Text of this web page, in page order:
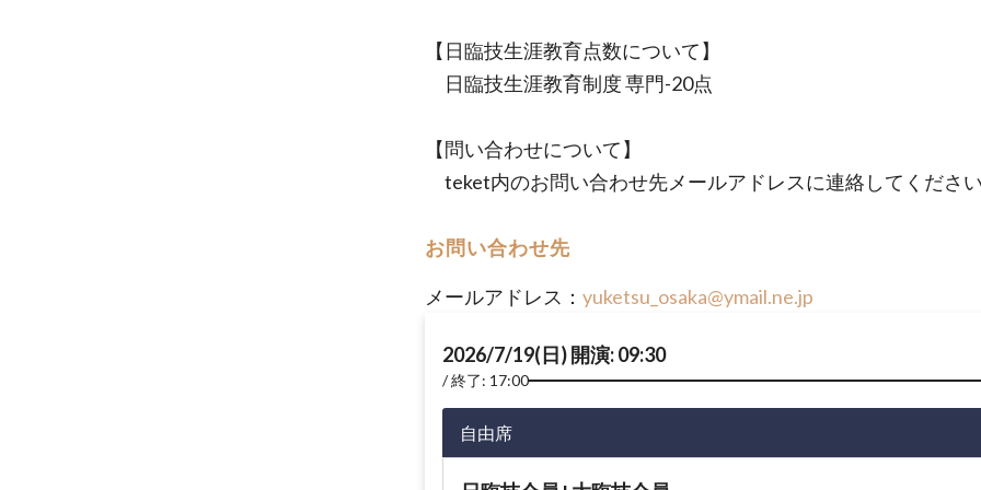
【日臨技生涯教育点数について】
日臨技生涯教育制度 専門-20点
【問い合わせについて】
teket内のお問い合わせ先メールアドレスに連絡してくださ
お問い合わせ先
メールアドレス： yuketsu_osaka@ymail.ne.jp
2026/7/19(日) 開演: 09:30
終了: 17:00
自由席